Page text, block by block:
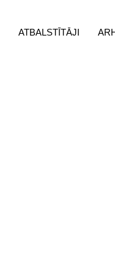
ATBALSTĪTĀJI